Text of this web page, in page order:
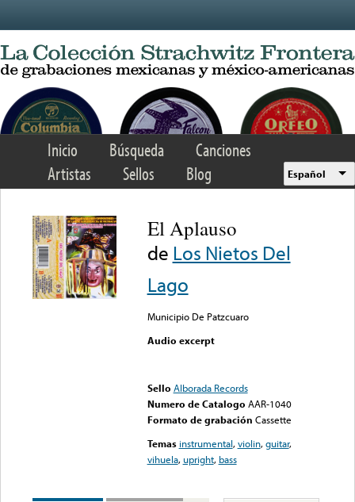
Inicio Búsqueda
Canciones
Artistas
Sellos Blog Español
El Aplauso
de Los Nietos Del
Lago
Municipio De Patzcuaro
Audio excerpt
Sello Alborada Records
Numero de Catalogo AAR-1040
Formato de grabación Cassette
Temas instrumental,violin,guitar,
vihuela,upright, bass